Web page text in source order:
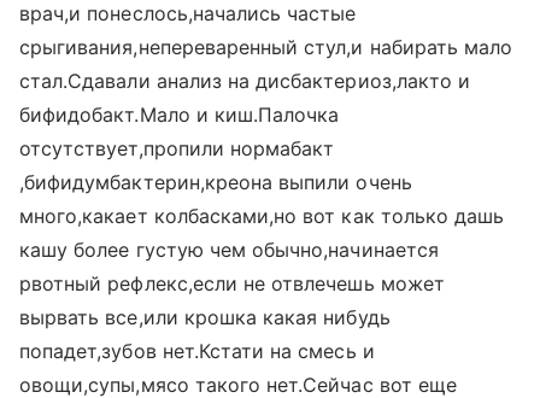
врач,и понеслось,начались частые
срыгивания,непереваренный стул,и набирать мало
стал.Сдавали анализ на дисбактериоз,лакто и
бифидобакт.Мало и киш.Палочка
отсутствует,пропили нормабакт
,бифидумбактерин,креона выпили очень
много,какает колбасками,но вот как только дашь
кашу более густую чем обычно,начинается
рвотный рефлекс,если не отвлечешь может
вырвать все,или крошка какая нибудь
попадет,зубов нет.Кстати на смесь и
овощи,супы,мясо такого нет.Сейчас вот еще